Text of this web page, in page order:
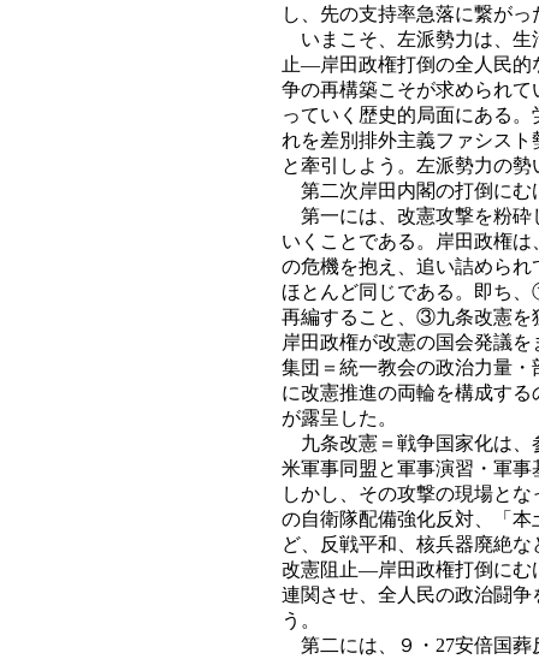
し、先の支持率急落に繋がっ
いまこそ、左派勢力は、生
止―岸田政権打倒の全人民的
争の再構築こそが求められ
っていく歴史的局面にある
れを差別排外主義ファシス
と牽引しよう。左派勢力の
第二次岸田内閣の打倒にむ
第一には、改憲攻撃を粉砕
いくことである。岸田政権
の危機を抱え、追い詰めら
ほとんど同じである。即ち
再編すること、③九条改憲を
岸田政権が改憲の国会発議
集団＝統一教会の政治力量
に改憲推進の両輪を構成す
が露呈した。
九条改憲＝戦争国家化は、
米軍事同盟と軍事演習・軍
しかし、その攻撃の現場と
の自衛隊配備強化反対、「
ど、反戦平和、核兵器廃絶
改憲阻止―岸田政権打倒にむ
連関させ、全人民の政治闘
う。
第二には、９・27安倍国葬